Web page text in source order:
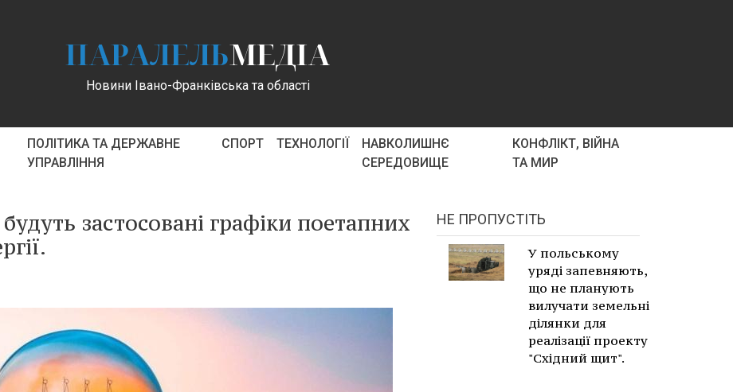
ПАРАЛЕЛЬМЕДІА
Новини Івано-Франківська та області
ПОЛІТИКА ТА ДЕРЖАВНЕ
УПРАВЛІННЯ
СПОРТ ТЕХНОЛОГІЇ
НАВКОЛИШНЄ
СЕРЕДОВИЩЕ
КОНФЛІКТ, ВІЙНА
ТА МИР
застосовані графіки поетапних
НЕ ПРОПУСТІТЬ
У польському
уряді запевняють,
що не планують
вилучати земельні
ділянки для
реалізації проекту
"Східний щит".